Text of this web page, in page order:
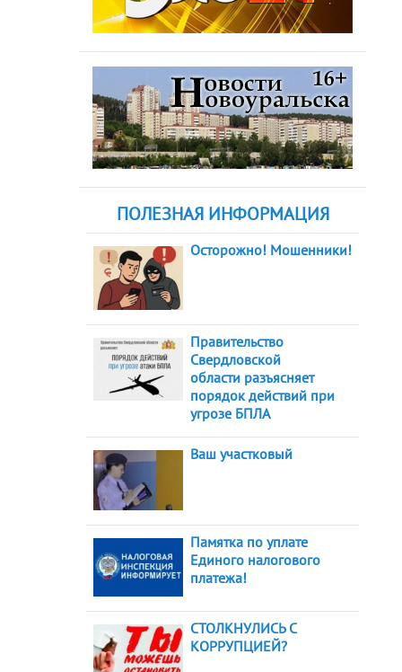
ПОЛЕЗНАЯ ИНФОРМАЦИЯ
Осторожно! Мошенники!
Правительство
Свердловской
области разъясняет
порядок действий при
угрозе БПЛА
Ваш участковый
Памятка по уплате
Единого налогового
платежа!
СТОЛКНУЛИСЬ С
КОРРУПЦИЕЙ?